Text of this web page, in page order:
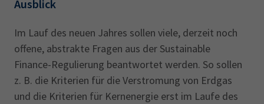
Ausblick
Im Lauf des neuen Jahres sollen viele, derzeit noch
offene, abstrakte Fragen aus der Sustainable
Finance-Regulierung beantwortet werden. So sollen
z. B. die Kriterien für die Verstromung von Erdgas
und die Kriterien für Kernenergie erst im Laufe des